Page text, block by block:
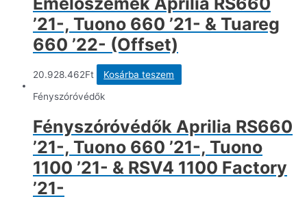
’21-, Tuono 660 ’21- & Tuareg
660 ’22- (Offset)
20.928.462Ft
Kosárba teszem
Fényszóróvédők
Fényszóróvédők Aprilia RS660
’21-, Tuono 660 ’21-, Tuono
1100 ’21- & RSV4 1100 Factory
’21-